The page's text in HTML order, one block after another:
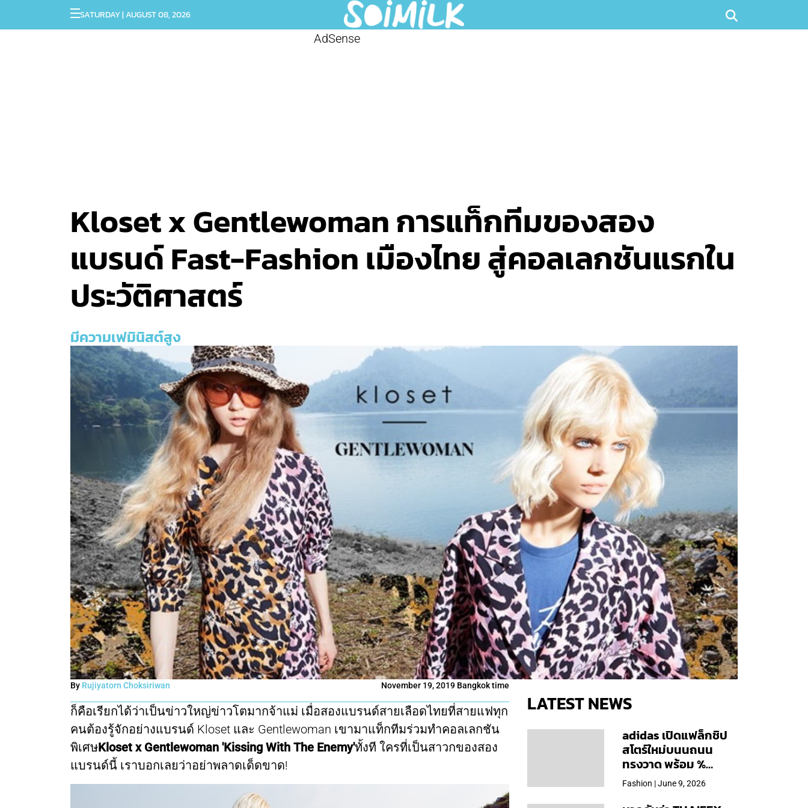
SATURDAY | AUGUST 08, 2026
AdSense
Kloset x Gentlewoman การแท็กทีมของสอง
แบรนด์ Fast-Fashion เมืองไทย สู่คอลเลกชันแรกใน
ประวัติศาสตร์
มีความเฟมินิสต์สูง
By Rujiyatorn Choksiriwan November 19, 2019 Bangkok time
ก็คือเรียกได้ว่าเป็นข่าวใหญ่ข่าวโตมากจ้าแม่ เมื่อสองแบรนด์สายเลือดไทยที่สายแฟทุก
คนต้องรู้จักอย่างแบรนด์ Kloset และ Gentlewoman เขามาแท็กทีมร่วมทำคอลเลกชัน
พิเศษKloset x Gentlewoman 'Kissing With The Enemy'ทั้งที ใครที่เป็นสาวกของสอง
แบรนด์นี้ เราบอกเลยว่าอย่าพลาดเด็ดขาด!
LATEST NEWS
adidas เปิดแฟล็กชิป
สโตร์ใหม่บนนถนน
ทรงวาด พร้อม %
Arabica และคอลเลก
ชันพิเศษเฉพาะสาขา
Fashion | June 9, 2026